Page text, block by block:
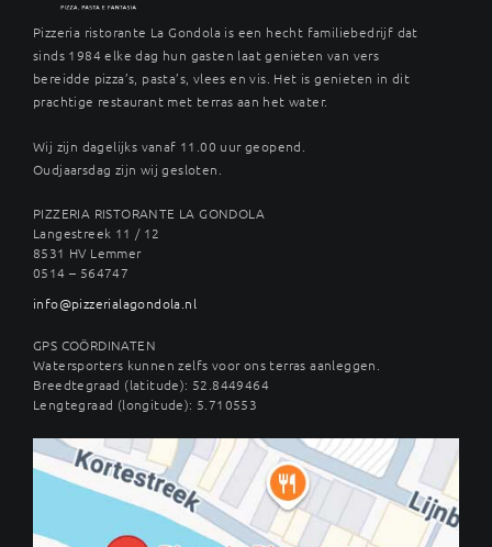
Pizzeria ristorante La Gondola is een hecht familiebedrijf dat
sinds 1984 elke dag hun gasten laat genieten van vers
bereidde pizza’s, pasta’s, vlees en vis. Het is genieten in dit
prachtige restaurant met terras aan het water.
Wij zijn dagelijks vanaf 11.00 uur geopend.
Oudjaarsdag zijn wij gesloten.
PIZZERIA RISTORANTE LA GONDOLA
Langestreek 11 / 12
8531 HV Lemmer
0514 – 564747
info@pizzerialagondola.nl
GPS COÖRDINATEN
Watersporters kunnen zelfs voor ons terras aanleggen.
Breedtegraad (latitude): 52.8449464
Lengtegraad (longitude): 5.710553